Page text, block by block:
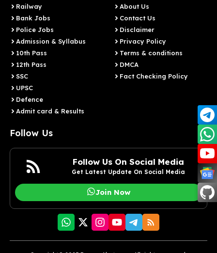
Railway
Bank Jobs
Police Jobs
Admission & Syllabus
10th Pass
12th Pass
SSC
UPSC
Defence
Admit card & Results
About Us
Contact Us
Disclaimer
Privacy Policy
Terms & conditions
DMCA
Fact Checking Policy
Follow Us
Follow Us On Social Media
Get Latest Update On Social Media
Join Now